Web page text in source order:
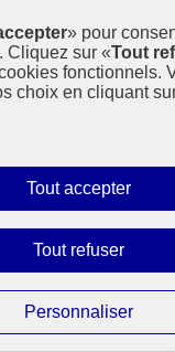
» pour
Cliquez sur «Tout
fonctionnels.
choix en cliquant
Tout accepter
tous
Tout refuser
tous
Personnaliser
les